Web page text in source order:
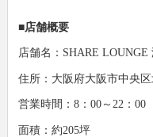
■店舗概要
店舗名：SHARE
住所：大阪府大阪市中央
営業時間：8：00～22：00
面積：約205坪